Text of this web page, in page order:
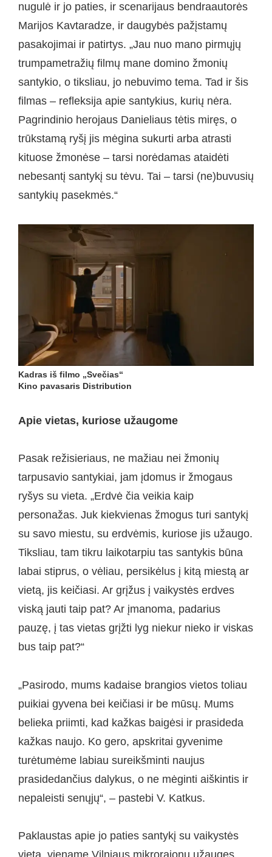
nugulė ir jo paties, ir scenarijaus bendraautorės
Marijos Kavtaradze, ir daugybės pažįstamų
pasakojimai ir patirtys. „Jau nuo mano pirmųjų
trumpametražių filmų mane domino žmonių
santykio, o tiksliau, jo nebuvimo tema. Tad ir šis
filmas – refleksija apie santykius, kurių nėra.
Pagrindinio herojaus Danieliaus tėtis miręs, o
trūkstamą ryšį jis mėgina sukurti arba atrasti
kituose žmonėse – tarsi norėdamas ataidėti
nebesantį santykį su tėvu. Tai – tarsi (ne)buvusių
santykių pasekmės.“
Kadras iš filmo „Svečias“
Kino pavasaris Distribution
Apie vietas, kuriose užaugome
Pasak režisieriaus, ne mažiau nei žmonių
tarpusavio santykiai, jam įdomus ir žmogaus
ryšys su vieta. „Erdvė čia veikia kaip
personažas. Juk kiekvienas žmogus turi santykį
su savo miestu, su erdvėmis, kuriose jis užaugo.
Tiksliau, tam tikru laikotarpiu tas santykis būna
labai stiprus, o vėliau, persikėlus į kitą miestą ar
vietą, jis keičiasi. Ar grįžus į vaikystės erdves
viską jauti taip pat? Ar įmanoma, padarius
pauzę, į tas vietas grįžti lyg niekur nieko ir viskas
bus taip pat?“
„Pasirodo, mums kadaise brangios vietos toliau
puikiai gyvena bei keičiasi ir be mūsų. Mums
belieka priimti, kad kažkas baigėsi ir prasideda
kažkas naujo. Ko gero, apskritai gyvenime
turėtumėme labiau sureikšminti naujus
prasidedančius dalykus, o ne mėginti aiškintis ir
nepaleisti senųjų“, – pastebi V. Katkus.
Paklaustas apie jo paties santykį su vaikystės